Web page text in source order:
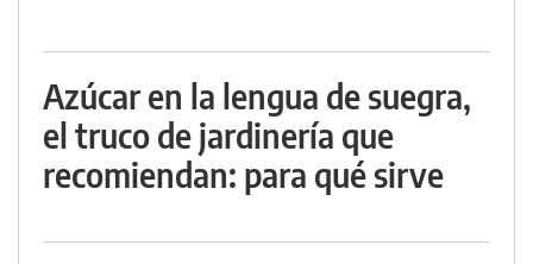
Azúcar en la lengua de suegra,
el truco de jardinería que
recomiendan: para qué sirve